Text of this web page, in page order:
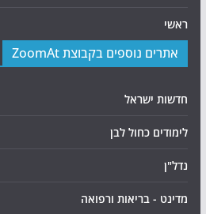
ראשי
אתרים נוספים בקבוצת ZoomAt
חדשות ישראל
לימודים כחול לבן
נדל"ן
מדינט - בריאות ורפואה